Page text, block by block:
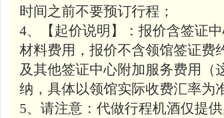
时间之前不要预订行程；
4、【起价说明】：报价含签证
材料费用，报价不含领馆签证费
及其他签证中心附加服务费用（
纳，具体以领馆实际收费汇率为
5、请注意：代做行程机酒仅提